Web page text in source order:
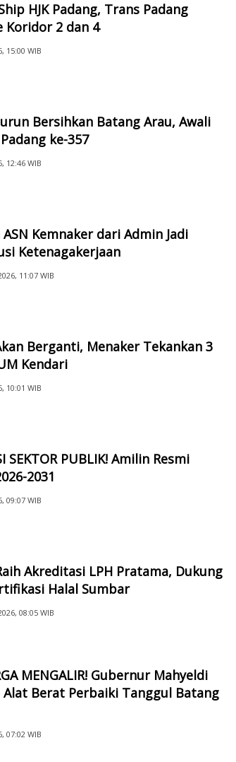
HJK Padang, Trans Padang
Koridor 2 dan 4
15:00 WIB
Bersihkan Batang Arau, Awali
ke-357
12:46 WIB
Kemnaker dari Admin Jadi
Ketenagakerjaan
11:07 WIB
Berganti, Menaker Tekankan 3
Kendari
10:01 WIB
SEKTOR PUBLIK! Amilin Resmi
2031
09:07 WIB
Akreditasi LPH Pratama, Dukung
Halal Sumbar
08:05 WIB
MENGALIR! Gubernur Mahyeldi
Alat Berat Perbaiki Tanggul Batang
07:02 WIB